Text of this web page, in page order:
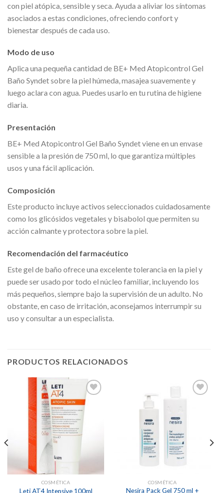
con piel atópica, sensible y seca. Ayuda a aliviar los síntomas
asociados a estas condiciones, ofreciendo confort y
bienestar después de cada uso.
Modo de uso
Aplica una pequeña cantidad de BE+ Med Atopicontrol Gel
Baño Syndet sobre la piel húmeda, masajea suavemente y
luego aclara con agua. Puedes usarlo en tu rutina de higiene
diaria.
Presentación
BE+ Med Atopicontrol Gel Baño Syndet viene en un envase
sensible a la presión de 750 ml, lo que garantiza múltiples
usos y una fácil aplicación.
Composición
Este producto incluye activos seleccionados cuidadosamente
como los glicósidos vegetales y bisabolol que permiten su
acción calmante y protectora sobre la piel.
Recomendación del farmacéutico
Este gel de baño ofrece una excelente tolerancia en la piel y
puede ser usado por todo el núcleo familiar, incluyendo los
más pequeños, siempre bajo la supervisión de un adulto. No
obstante, en caso de irritación, aconsejamos interrumpir su
uso y consultar a un especialista.
PRODUCTOS RELACIONADOS
deseos
COSMÉTICA
Leti AT4 Intensive 100ml
COSMÉTICA
Nesira Pack Gel 750 ml +